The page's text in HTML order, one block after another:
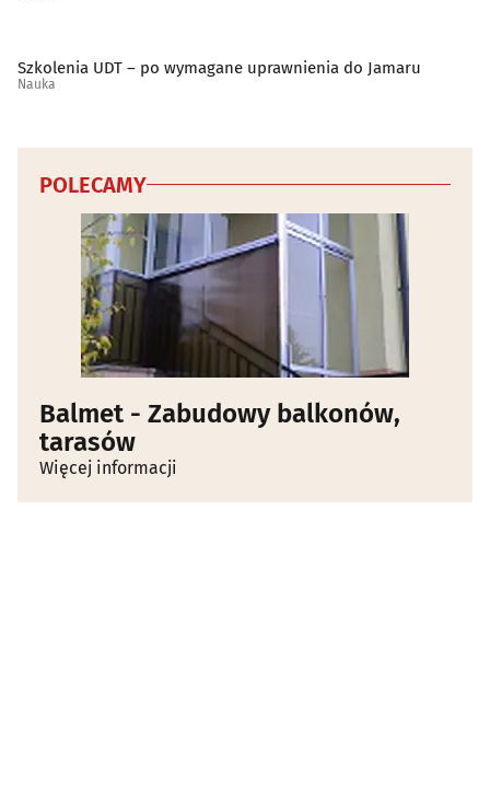
Szkolenia UDT – po wymagane uprawnienia do Jamaru
Nauka
POLECAMY
Balmet - Zabudowy balkonów,
tarasów
Więcej informacji